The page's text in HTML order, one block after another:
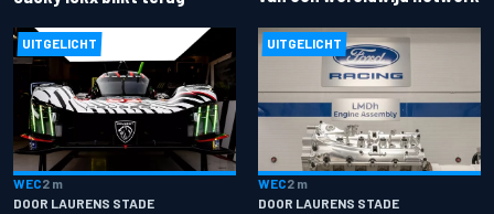
UITGELICHT
WEC2 m
DOOR LAURENS STADE
UITGELICHT
WEC2 m
DOOR LAURENS STADE